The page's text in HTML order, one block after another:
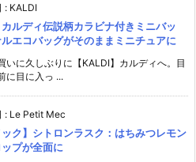
: KALDI
カルディ伝説柄カラビナ付きミニバッ
エコバッグがそのままミニチュアに
いに久しぶりに【KALDI】カルディへ。目
に目に入っ ...
: Le Petit Mec
ック】シトロンラスク：はちみつレモン
プが全面に